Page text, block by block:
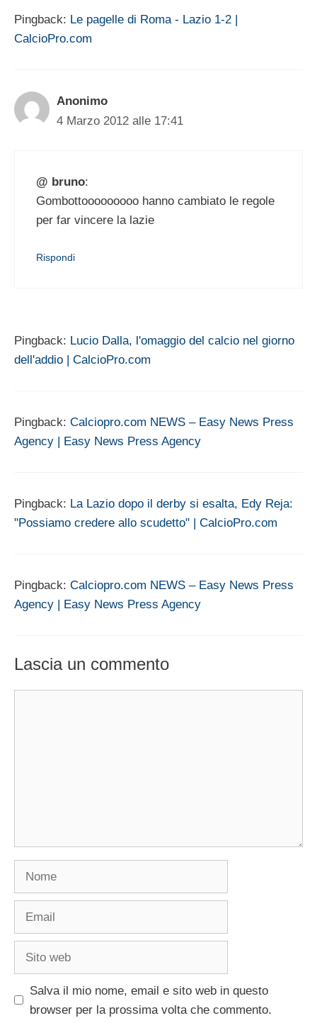
Pingback: Le pagelle di Roma - Lazio 1-2 |
CalcioPro.com
Anonimo
4 Marzo 2012 alle 17:41
@ bruno:
Gombottooooooooo hanno cambiato le regole
per far vincere la lazie
Rispondi
Pingback: Lucio Dalla, l'omaggio del calcio nel giorno
dell'addio | CalcioPro.com
Pingback: Calciopro.com NEWS – Easy News Press
Agency | Easy News Press Agency
Pingback: La Lazio dopo il derby si esalta, Edy Reja:
"Possiamo credere allo scudetto" | CalcioPro.com
Pingback: Calciopro.com NEWS – Easy News Press
Agency | Easy News Press Agency
Lascia un commento
Salva il mio nome, email e sito web in questo
browser per la prossima volta che commento.